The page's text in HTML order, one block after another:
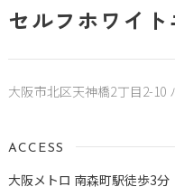
セルフホワイ
大阪市北区天神橋2丁目2-10
ACCESS
大阪メトロ 南森町駅徒歩3分